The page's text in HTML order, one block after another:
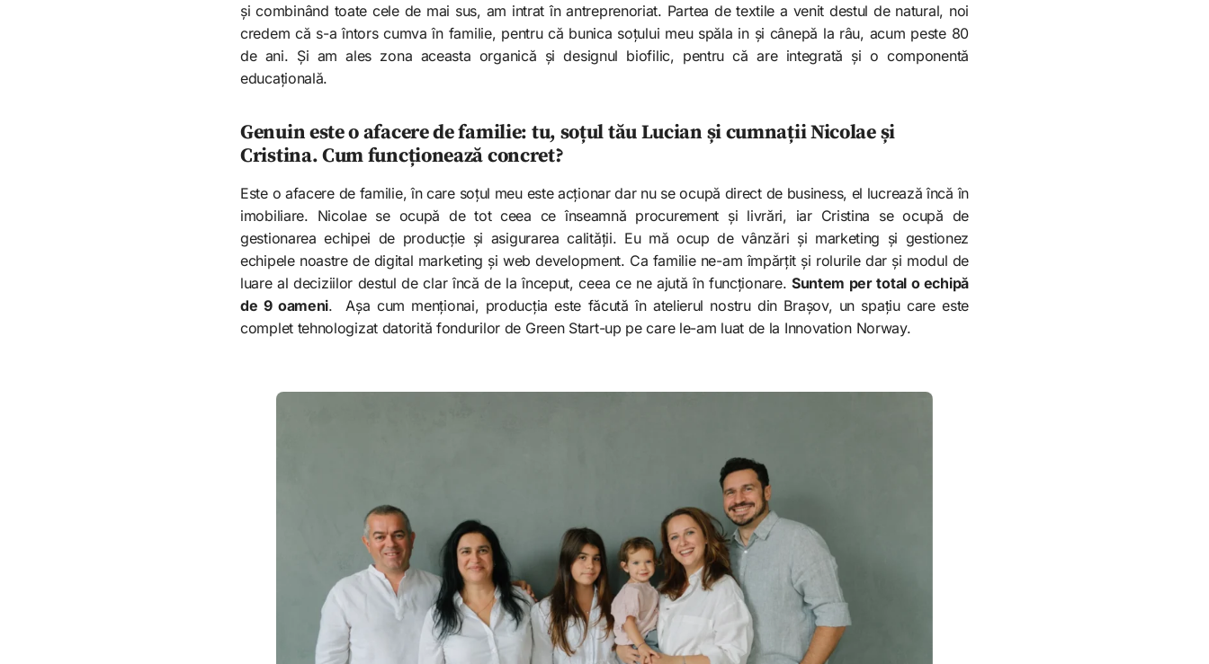
și combinând toate cele de mai sus, am intrat în antreprenoriat. Partea de textile a venit destul de natural, noi
credem că s-a întors cumva în familie, pentru că bunica soțului meu spăla in și cânepă la râu, acum peste 80
de ani. Și am ales zona aceasta organică și designul biofilic, pentru că are integrată și o componentă
educațională.
Genuin este o afacere de familie: tu, soțul tău Lucian și cumnații Nicolae și
Cristina. Cum funcționează concret?
Este o afacere de familie, în care soțul meu este acționar dar nu se ocupă direct de business, el lucrează încă în
imobiliare. Nicolae se ocupă de tot ceea ce înseamnă procurement și livrări, iar Cristina se ocupă de
gestionarea echipei de producție și asigurarea calității. Eu mă ocup de vânzări și marketing și gestionez
echipele noastre de digital marketing și web development. Ca familie ne-am împărțit și rolurile dar și modul de
luare al deciziilor destul de clar încă de la început, ceea ce ne ajută în funcționare. Suntem per total o echipă
de 9 oameni. Așa cum menționai, producția este făcută în atelierul nostru din Brașov, un spațiu care este
complet tehnologizat datorită fondurilor de Green Start-up pe care le-am luat de la Innovation Norway.